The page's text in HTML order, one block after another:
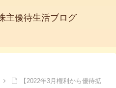
主優待生活ブログ
【2022年3月権利から優待拡